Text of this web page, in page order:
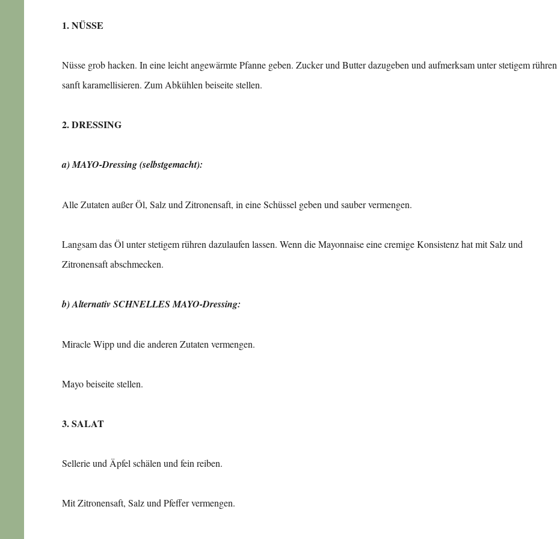
1. NÜSSE
Nüsse grob hacken. In eine leicht angewärmte Pfanne geben. Zucker und Butter dazugeben und aufmerksam unter stetigem rühren
sanft karamellisieren. Zum Abkühlen beiseite stellen.
2. DRESSING
a) MAYO-Dressing (selbstgemacht):
Alle Zutaten außer Öl, Salz und Zitronensaft, in eine Schüssel geben und sauber vermengen.
Langsam das Öl unter stetigem rühren dazulaufen lassen. Wenn die Mayonnaise eine cremige Konsistenz hat mit Salz und
Zitronensaft abschmecken.
b) Alternativ SCHNELLES MAYO-Dressing:
Miracle Wipp und die anderen Zutaten vermengen.
Mayo beiseite stellen.
3. SALAT
Sellerie und Äpfel schälen und fein reiben.
Mit Zitronensaft, Salz und Pfeffer vermengen.